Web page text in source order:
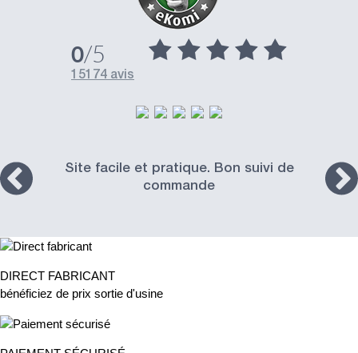
0/5
15174 avis
Site facile et pratique. Bon suivi de
commande
DIRECT FABRICANT
bénéficiez de prix sortie d'usine